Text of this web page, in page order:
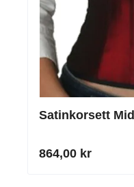
Satinkorsett
864,00 kr